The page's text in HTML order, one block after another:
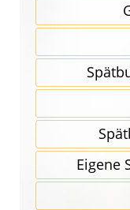
Eigene